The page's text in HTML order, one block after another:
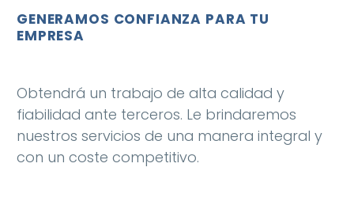
GENERAMOS CONFIANZA PARA TU
EMPRESA
Obtendrá un trabajo de alta calidad y
fiabilidad ante terceros. Le brindaremos
nuestros servicios de una manera integral y
con un coste competitivo.